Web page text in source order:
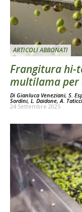
ARTICOLI ABBONATI
Frangitura hi-
multilama per
Di Gianluca Veneziani, S.
Sordini, L. Daidone, A.
24 Settembre 2025